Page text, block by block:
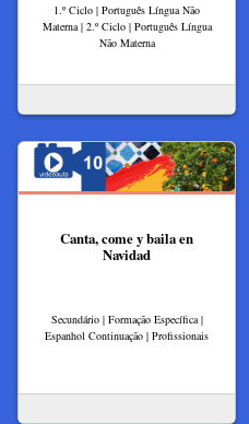
1.º Ciclo | Português Língua Não
Materna | 2.º Ciclo | Português Língua
Não Materna
Canta, come y baila en
Navidad
Secundário | Formação Específica |
Espanhol Continuação | Profissionais